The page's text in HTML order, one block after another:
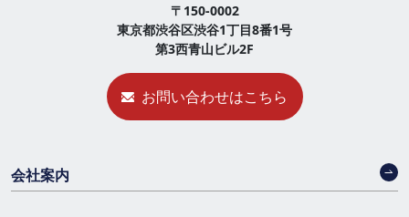
〒150-0002
東京都渋谷区渋谷1丁目8番1号
第3西青山ビル2F
お問い合わせはこちら
会社案内